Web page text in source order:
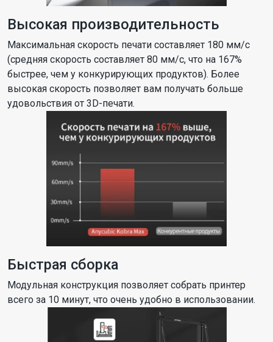
Высокая производительность
Максимальная скорость печати составляет 180 мм/с
(средняя скорость составляет 80 мм/с, что на 167%
быстрее, чем у конкурирующих продуктов). Более
высокая скорость позволяет вам получать больше
удовольствия от 3D-печати.
Быстрая сборка
Модульная конструкция позволяет собрать принтер
всего за 10 минут, что очень удобно в использовании.